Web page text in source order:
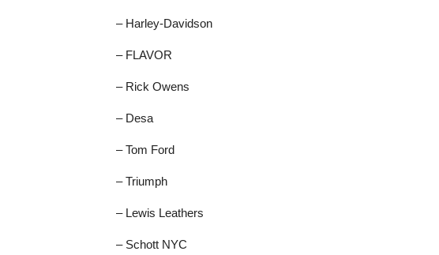
– Harley-Davidson
– FLAVOR
– Rick Owens
– Desa
– Tom Ford
– Triumph
– Lewis Leathers
– Schott NYC